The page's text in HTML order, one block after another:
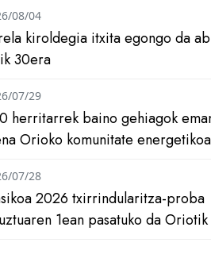
kiroldegia itxita egongo da
30era
08/04
herritarrek baino gehiagok
Orioko komunitate
07/29
2026 txirrindularitza-proba
1ean pasatuko da Oriotik
07/28